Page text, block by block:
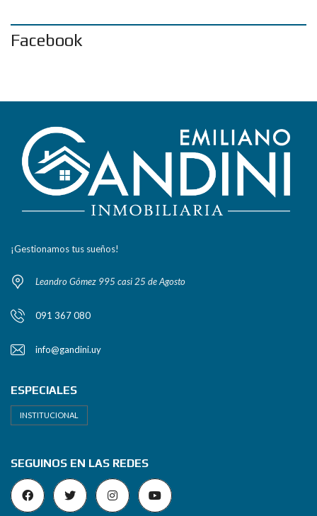
Facebook
¡Gestionamos tus sueños!
Leandro Gómez 995 casi 25 de Agosto
091 367 080
info@gandini.uy
ESPECIALES
INSTITUCIONAL
SEGUINOS EN LAS REDES